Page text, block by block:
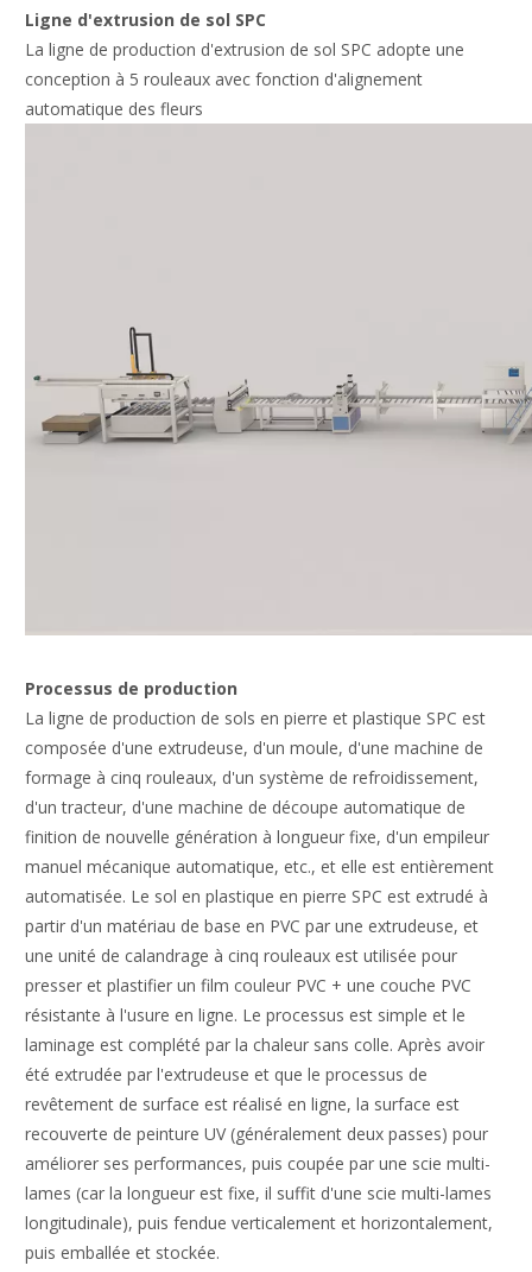
Ligne d'extrusion de sol SPC
La ligne de production d'extrusion de sol SPC adopte une
conception à 5 rouleaux avec fonction d'alignement
automatique des fleurs
Processus de production
La ligne de production de sols en pierre et plastique SPC est
composée d'une extrudeuse, d'un moule, d'une machine de
formage à cinq rouleaux, d'un système de refroidissement,
d'un tracteur, d'une machine de découpe automatique de
finition de nouvelle génération à longueur fixe, d'un empileur
manuel mécanique automatique, etc., et elle est entièrement
automatisée. Le sol en plastique en pierre SPC est extrudé à
partir d'un matériau de base en PVC par une extrudeuse, et
une unité de calandrage à cinq rouleaux est utilisée pour
presser et plastifier un film couleur PVC + une couche PVC
résistante à l'usure en ligne. Le processus est simple et le
laminage est complété par la chaleur sans colle. Après avoir
été extrudée par l'extrudeuse et que le processus de
revêtement de surface est réalisé en ligne, la surface est
recouverte de peinture UV (généralement deux passes) pour
améliorer ses performances, puis coupée par une scie multi-
lames (car la longueur est fixe, il suffit d'une scie multi-lames
longitudinale), puis fendue verticalement et horizontalement,
puis emballée et stockée.